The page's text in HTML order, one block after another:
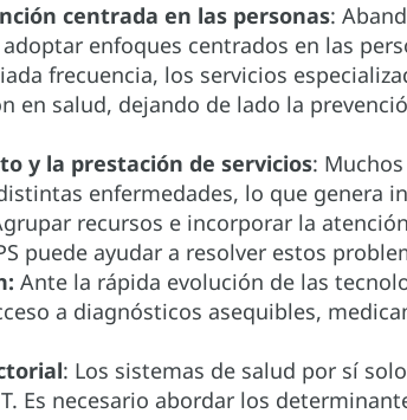
centrada en las personas:
enfoques centrados en las
frecuencia, los servicios
en salud, dejando de lado la
y la prestación de servicios:
enfermedades, lo que genera
recursos e incorporar la
puede ayudar a resolver estos
Ante la rápida evolución de las
a diagnósticos asequibles,
: Los sistemas de salud por sí
Es necesario abordar los